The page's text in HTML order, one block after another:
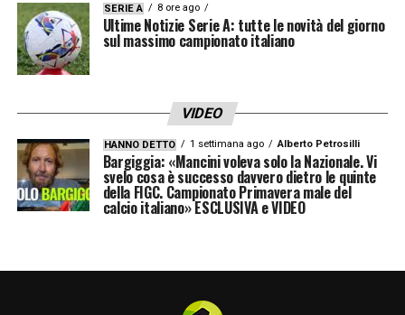
priorità assoluta per noi»
CARNESECCHI
fondamentale. L’ho ritrovato molto maturo e
l’anno scorso ha fatto la differenza
all’Atalanta»
CHAMPIONS LEAGUE– «Mi ricordo la gara
con il PSG ai quarti di finale: eravamo molto
vicini all’impresa fino al 90′. Per l’Atalanta
SERIE A 8 ore ago
Ultime Notizie Serie A: tutte le novità del giorno
sul massimo campionato italiano
VIDEO
HANNO DETTO 1 settimana ago Alberto Petrosilli
Bargiggia: «Mancini voleva solo la Nazionale. Vi
svelo cosa è successo davvero dietro le quinte
della FIGC. Campionato Primavera male del
calcio italiano» ESCLUSIVA e VIDEO